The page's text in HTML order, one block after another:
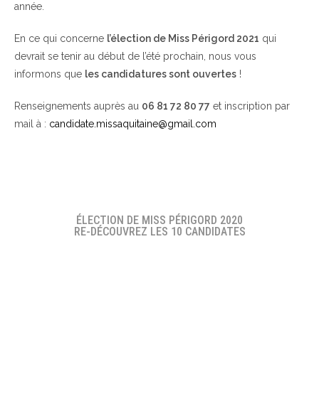
année.
En ce qui concerne l’élection de Miss Périgord 2021 qui
devrait se tenir au début de l’été prochain, nous vous
informons que les candidatures sont ouvertes !
Renseignements auprès au 06 81 72 80 77 et inscription par
mail à : candidate.missaquitaine@gmail.com
ÉLECTION DE MISS PÉRIGORD 2020
RE-DÉCOUVREZ LES 10 CANDIDATES